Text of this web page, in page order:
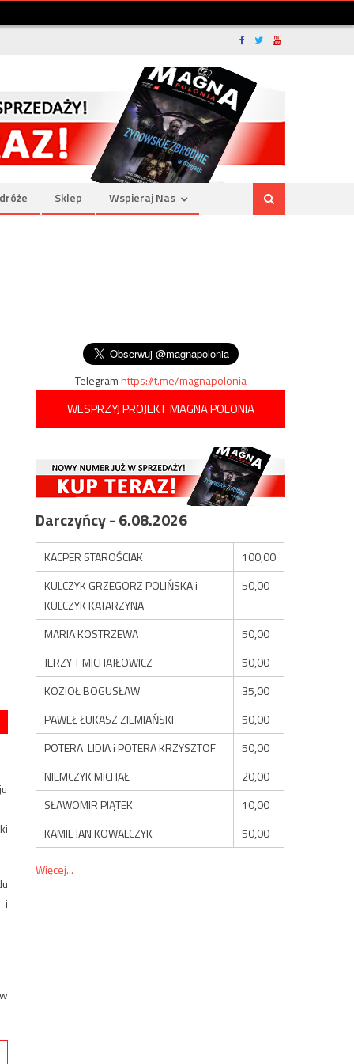
Sklep Wspieraj Nas
i
Telegramhttps://t.me/magnapolonia
WESPRZYJ PROJEKT MAGNA POLONIA
Darczyńcy - 6.08.2026
KACPER STAROŚCIAK
100,00
KULCZYK GRZEGORZ POLIŃSKA i
KULCZYK KATARZYNA
50,00
MARIA KOSTRZEWA
50,00
JERZY T MICHAJŁOWICZ
50,00
KOZIOŁ BOGUSŁAW
35,00
PAWEŁ ŁUKASZ ZIEMIAŃSKI
50,00
POTERA LIDIA i POTERA KRZYSZTOF
50,00
NIEMCZYK MICHAŁ
20,00
SŁAWOMIR PIĄTEK
10,00
KAMIL JAN KOWALCZYK
50,00
Więcej...